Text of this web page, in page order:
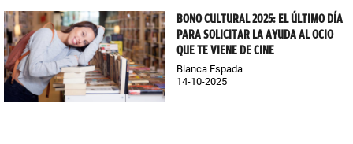
BONO CULTURAL 2025: EL ÚLTIMO DÍA
PARA SOLICITAR LA AYUDA AL OCIO
QUE TE VIENE DE CINE
Blanca Espada
14-10-2025